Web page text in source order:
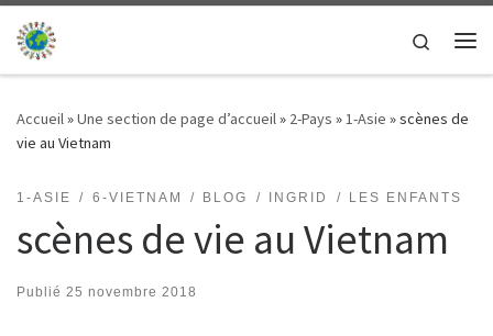
Passer au contenu
Search
Accueil»Une section de page d’accueil» 2-Pays »1-Asie »scènes de
vie au Vietnam
1-ASIE 6-VIETNAM BLOG INGRID LES ENFANTS
scènes de vie au Vietnam
Publié 25 novembre 2018